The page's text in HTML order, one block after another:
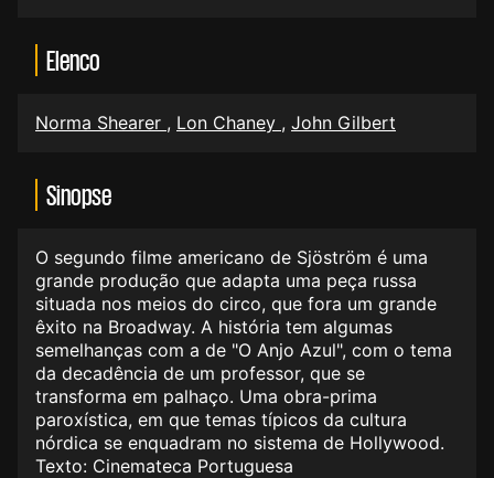
Elenco
Norma Shearer , Lon Chaney , John Gilbert
Sinopse
O segundo filme americano de Sjöström é uma
grande produção que adapta uma peça russa
situada nos meios do circo, que fora um grande
êxito na Broadway. A história tem algumas
semelhanças com a de "O Anjo Azul", com o tema
da decadência de um professor, que se
transforma em palhaço. Uma obra-prima
paroxística, em que temas típicos da cultura
nórdica se enquadram no sistema de Hollywood.
Texto: Cinemateca Portuguesa